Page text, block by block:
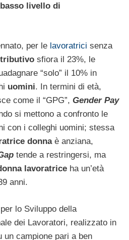
basso livello di
per le lavoratrici senza
sfiora il 23%, le
“solo” il 10% in
uomini. In termini di età,
come il “GPG”, Gender Pay
si mettono a confronto le
con i colleghi uomini; stessa
donnaè anziana,
tende a restringersi, ma
lavoratrice ha un’età
anni.
lo Sviluppo della
dei Lavoratori, realizzato in
un campione pari a ben